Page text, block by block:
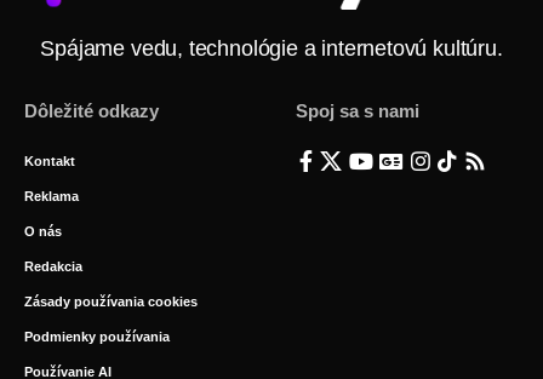
Spájame vedu, technológie a internetovú kultúru.
Dôležité odkazy
Kontakt
Reklama
O nás
Redakcia
Zásady používania cookies
Podmienky používania
Používanie AI
Spoj sa s nami